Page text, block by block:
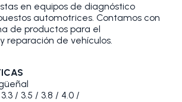
en equipos de diagnóstico
automotrices. Contamos con
de productos para el
reparación de vehículos.
/ 3.5 / 3.8 / 4.0 /